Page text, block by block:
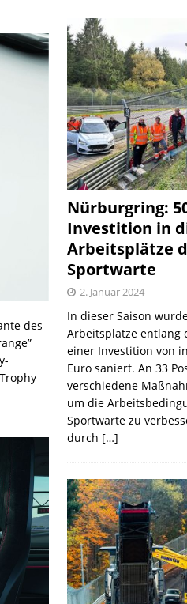
des
Nürburgring:
Investition in
Arbeitsplätze
Sportwarte
2. Januar 2024
In dieser Saison
Arbeitsplätze entlang
einer Investition von
Euro saniert. An 33
verschiedene
um die
Sportwarte zu
durch […]